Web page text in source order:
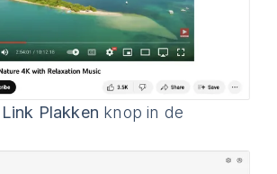
Link Plakken knop in de